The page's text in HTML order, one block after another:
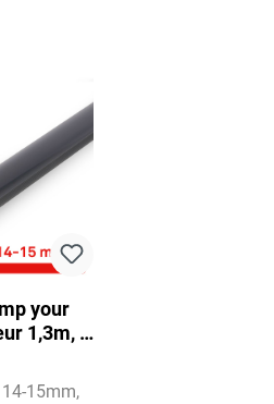
your
1,3m, A
serrer,
fumé
15mm